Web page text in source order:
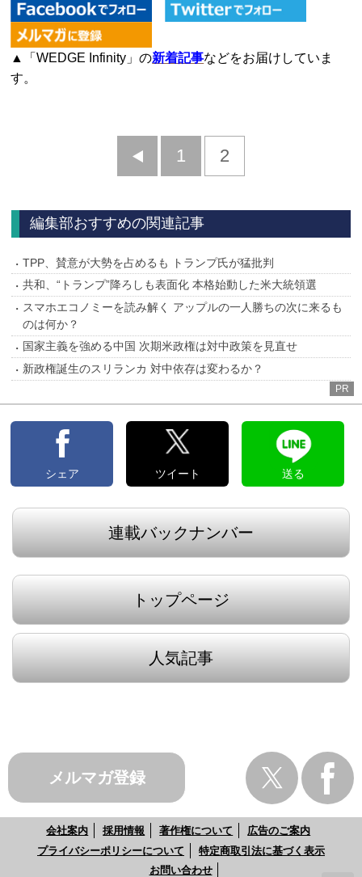
▲「WEDGE Infinity」の新着記事などをお届けしていま
す。
前
1 2
編集部おすすめの関連記事
TPP、賛意が大勢を占めるも トランプ氏が猛批判
共和、“トランプ”降ろしも表面化 本格始動した米大統領選
スマホエコノミーを読み解く アップルの一人勝ちの次に来るも
のは何か？
国家主義を強める中国 次期米政権は対中政策を見直せ
新政権誕生のスリランカ 対中依存は変わるか？
PR
シェア ツイート 送る
連載バックナンバー
トップページ
人気記事
メルマガ登録
会社案内 採用情報 著作権について
広告のご案内
プライバシーポリシーについて
特定商取引法に基づく表示
お問い合わせ